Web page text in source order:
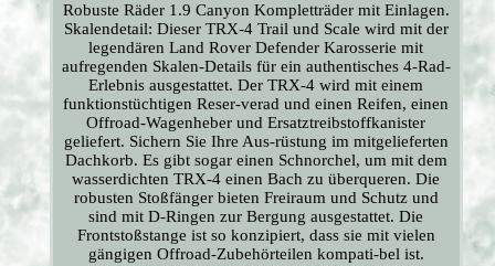
Robuste Räder 1.9 Canyon Kompletträder mit Einlagen.
Skalendetail: Dieser TRX-4 Trail und Scale wird mit der
legendären Land Rover Defender Karosserie mit
aufregenden Skalen-Details für ein authentisches 4-Rad-
Erlebnis ausgestattet. Der TRX-4 wird mit einem
funktionstüchtigen Reser-verad und einen Reifen, einen
Offroad-Wagenheber und Ersatztreibstoffkanister
geliefert. Sichern Sie Ihre Aus-rüstung im mitgelieferten
Dachkorb. Es gibt sogar einen Schnorchel, um mit dem
wasserdichten TRX-4 einen Bach zu überqueren. Die
robusten Stoßfänger bieten Freiraum und Schutz und
sind mit D-Ringen zur Bergung ausgestattet. Die
Frontstoßstange ist so konzipiert, dass sie mit vielen
gängigen Offroad-Zubehörteilen kompati-bel ist.